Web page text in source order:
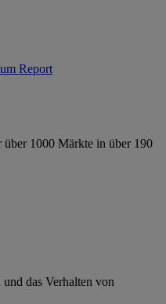
Report
1000 Märkte in über 190
das Verhalten von